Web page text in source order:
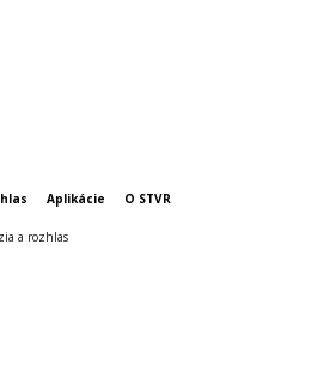
Aplikácie O STVR
a rozhlas